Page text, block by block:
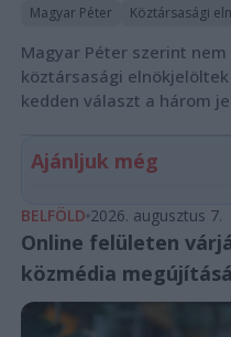
Magyar Péter Köztársasági
Magyar Péter szerint
köztársasági
kedden választ a három
Ajánljuk még
BELFÖLD 2026. augusztus 7.
Online felületen
közmédia